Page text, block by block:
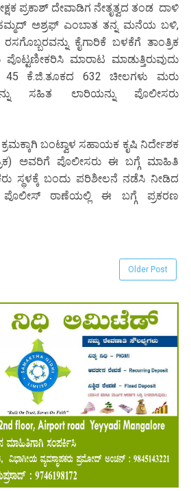
ಪ್ರಕಾಶ್ ದೇವಾಡಿಗ ನೇತೃತ್ವದ ತಂಡ ದಾಳಿ
ಅಶ್ರಫ್ ಎಂಬಾತ ತನ್ನ ಮನೆಯ ಬಳಿ,
ಕೈಗಾರಿಕೆ ಬಳಕೆಗೆ ತಾಂತ್ರಿಕ
ಮಾರಾಟ ಮಾಡುತ್ತಿರುವುದು
ಕೆ.ಜಿ.ತೂಕದ 632 ಚೀಲಗಳು ಮರು
ಸಹಿತ ಲಾರಿಯನ್ನು ಪೊಲೀಸರು
ಬಂಟ್ವಾಳ ಸಹಾಯಕ ಕೃಷಿ ನಿರ್ದೇಶಕ
ಅವರಿಗೆ ಪೊಲೀಸರು ಈ ಬಗ್ಗೆ ಮಾಹಿತಿ
ಸ್ಥಳಕ್ಕೆ ಬಂದು ಪರಿಶೀಲನೆ ನಡೆಸಿ ನೀಡಿದ
ಠಾಣೆಯಲ್ಲಿ ಈ ಬಗ್ಗೆ ಪ್ರಕರಣ
Older Post